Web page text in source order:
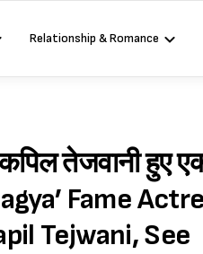
Relationship & Romance
तेजवानी हुए
Fame
Tejwani, See